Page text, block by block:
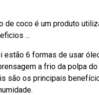
de coco é um produto
...
estão 6 formas de usar
a frio da polpa
são os principais